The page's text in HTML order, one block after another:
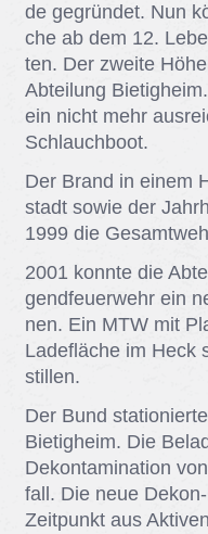
de ge­grün­det. Nun
che ab dem 12.
ten. Der zwei­te
Ab­tei­lung
ein nicht mehr
Schlauch­boot.
Der Brand in ei­nem
stadt so­wie der
1999 die
2001 konn­te die
gend­feu­er­wehr ein
nen. Ein MTW mit
La­de­flä­che im Heck
stil­len.
Der Bund
Bie­tig­heim. Die
De­kon­ta­mi­na­ti­on
fall. Die neue
Zeit­punkt aus